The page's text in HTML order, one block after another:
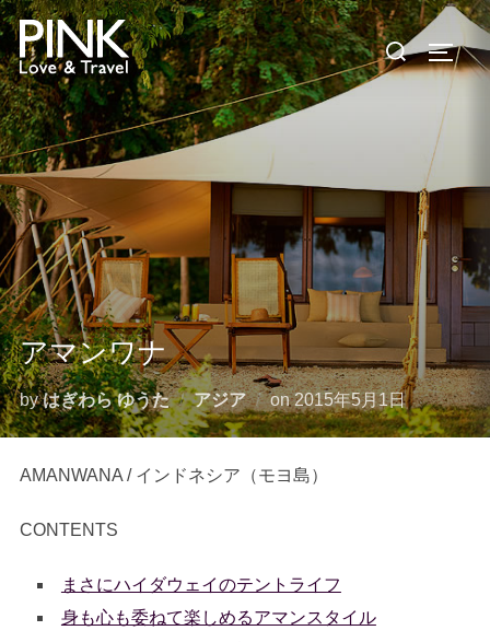
コ
ン
テ
ン
ツ
へ
ス
キ
ッ
プ
検
索
サイド
アマンワナ
byはぎわら ゆうた アジア on投
稿
2015年5月1日
AMANWANA / インドネシア（モヨ島）
CONTENTS
まさにハイダウェイのテントライフ
身も心も委ねて楽しめるアマンスタイル